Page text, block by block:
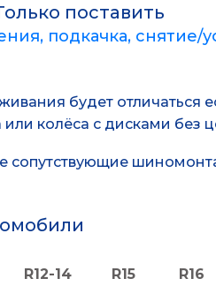
поставить
подкачка, снятие/
будет отличаться
колёса с дисками без
сопутствующие
R12-14 R15 R16